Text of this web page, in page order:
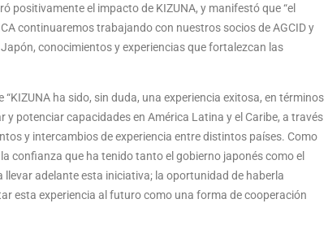
positivamente el impacto de KIZUNA, y manifestó que “el
continuaremos trabajando con nuestros socios de AGCID y
conocimientos y experiencias que fortalezcan las
ha sido, sin duda, una experiencia exitosa, en términos
potenciar capacidades en América Latina y el Caribe, a través
y intercambios de experiencia entre distintos países. Como
confianza que ha tenido tanto el gobierno japonés como el
llevar adelante esta iniciativa; la oportunidad de haberla
esta experiencia al futuro como una forma de cooperación